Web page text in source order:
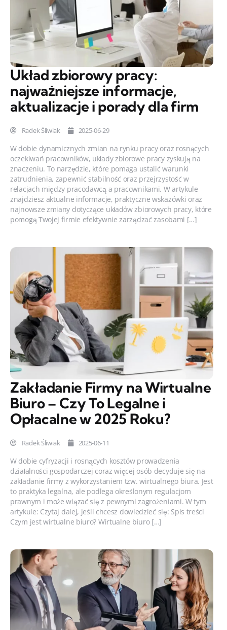
Układ zbiorowy pracy:
najważniejsze informacje,
aktualizacje i porady dla firm
Radek Śliwiak 2025-06-29
W dobie dynamicznych zmian na rynku pracy oraz rosnących
oczekiwań pracowników, układy zbiorowe pracy zyskują na
znaczeniu. To narzędzie, które pomaga ustalić warunki
zatrudnienia, zapewnić stabilność oraz przejrzystość w
relacjach między pracodawcą a pracownikami. W artykule
znajdziesz aktualne informacje, praktyczne wskazówki oraz
najnowsze zmiany dotyczące układów zbiorowych pracy, które
pomogą Twojej firmie efektywnie zarządzać zasobami […]
Zakładanie Firmy na Wirtualne
Biuro – Czy To Legalne i
Opłacalne w 2025 Roku?
Radek Śliwiak 2025-06-11
W dobie cyfryzacji i rosnących kosztów prowadzenia
działalności gospodarczej coraz więcej osób decyduje się na
zakładanie firmy z wykorzystaniem tzw. wirtualnego biura. Jest
to praktyka legalna, ale podlega określonym regulacjom
prawnym i może wiązać się z pewnymi zagrożeniami. W tym
artykule: Czytaj dalej, jeśli chcesz dowiedzieć się: Spis treści
Czym jest wirtualne biuro? Wirtualne biuro […]